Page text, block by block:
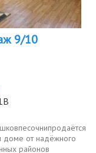
9/10
доме от надёжного
районов